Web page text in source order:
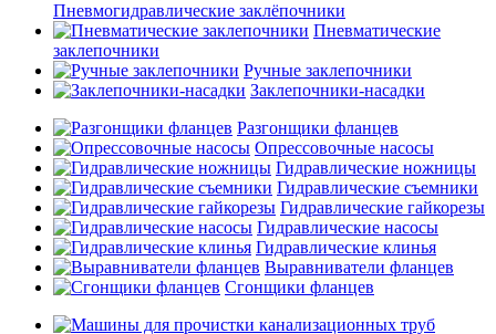
Пневмогидравлические заклёпочники
Пневматические
заклепочники
Ручные заклепочники
Заклепочники-насадки
Разгонщики фланцев
Опрессовочные насосы
Гидравлические ножницы
Гидравлические съемники
Гидравлические гайкорезы
Гидравлические насосы
Гидравлические клинья
Выравниватели фланцев
Сгонщики фланцев